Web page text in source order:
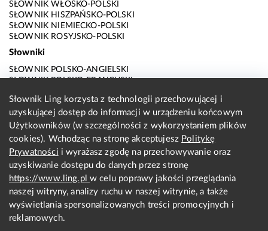
SŁOWNIK WŁOSKO-POLSKI
SŁOWNIK HISZPAŃSKO-POLSKI
SŁOWNIK NIEMIECKO-POLSKI
SŁOWNIK ROSYJSKO-POLSKI
Słowniki
SŁOWNIK POLSKO-ANGIELSKI
SŁOWNIK POLSKO-FRANCUSKI
SŁOWNIK POLSKO-HISZPAŃSKI
SŁOWNIK POLSKO-NIEMIECKI
SŁOWNIK POLSKO-ROSYJSKI
SŁOWNIK ANGIELSKO-POLSKI
SŁOWNIK FRANCUSKO-POLSKI
SŁOWNIK WŁOSKO-POLSKI
SŁOWNIK HISZPAŃSKO-POLSKI
SŁOWNIK NIEMIECKO-POLSKI
SŁOWNIK ROSYJSKO-POLSKI
O nas
KONTAKT Z REDAKCJĄ
Słownik Ling korzysta z technologii przechowującej i
uzyskującej dostęp do informacji w urządzeniu końcowym
Użytkowników (w szczególności z wykorzystaniem plików
cookies). Wchodząc na stronę akceptujesz Politykę
Prywatności i wyrażasz zgodę na przechowywanie oraz
uzyskiwanie dostępu do danych przez stronę
https://www.ling.plw celu poprawy jakości przeglądania
naszej witryny, analizy ruchu w naszej witrynie, a także
wyświetlania spersonalizowanych treści promocyjnych i
reklamowych.